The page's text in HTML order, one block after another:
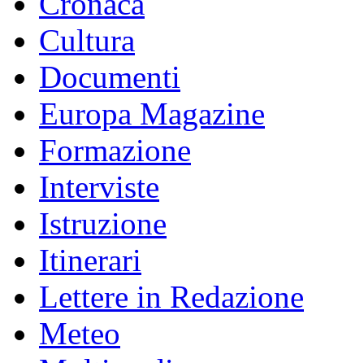
Cultura
Documenti
Europa Magazine
Formazione
Interviste
Istruzione
Itinerari
Lettere in Redazione
Meteo